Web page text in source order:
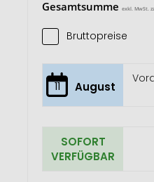
Gesamtsumme exkl. MwSt.
Bruttopreise
11 August
SOFORT
VERFÜGBAR